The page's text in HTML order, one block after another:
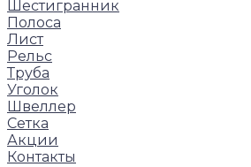
Шестигранник
Полоса
Лист
Рельс
Труба
Уголок
Швеллер
Сетка
Акции
Контакты